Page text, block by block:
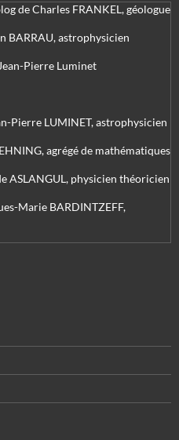
de Charles FRANKEL, géologue
BARRAU, astrophysicien
Pierre Luminet
Pierre LUMINET, astrophysicien
agrégé de mathématiques
ASLANGUL, physicien théoricien
Marie BARDINTZEFF,